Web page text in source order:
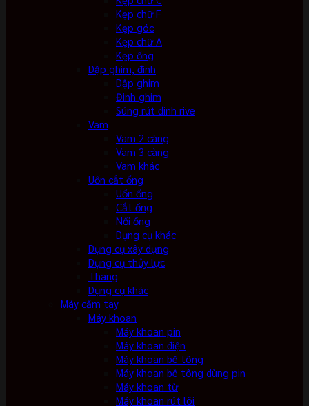
Kẹp chữ F
Kẹp góc
Kẹp chữ A
Kẹp ống
Dập ghim, đinh
Dập ghim
Đinh ghim
Súng rút đinh rive
Vam
Vam 2 càng
Vam 3 càng
Vam khác
Uốn cắt ống
Uốn ống
Cắt ống
Nối ống
Dụng cụ khác
Dụng cụ xây dựng
Dụng cụ thủy lực
Thang
Dụng cụ khác
Máy cầm tay
Máy khoan
Máy khoan pin
Máy khoan điện
Máy khoan bê tông
Máy khoan bê tông dùng pin
Máy khoan từ
Máy khoan rút lõi